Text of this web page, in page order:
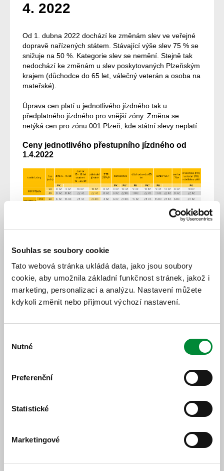
Souhlas se soubory cookie
Tato webová stránka ukládá data, jako jsou soubory
cookie, aby umožnila základní funkčnost stránek, jakož i
marketing, personalizaci a analýzu. Nastavení můžete
kdykoli změnit nebo přijmout výchozí nastavení.
souhlasu
Nutné
Preferenční
Statistické
Marketingové
4. 2022
Od 1. dubna 2022 dochází ke změnám slev ve veřejné
dopravě nařízených státem. Stávající výše slev 75 % se
snižuje na 50 %. Kategorie slev se nemění. Stejně tak
nedochází ke změnám u slev poskytovaných Plzeňským
krajem (důchodce do 65 let, válečný veterán a osoba na
mateřské).
Úprava cen platí u jednotlivého jízdného tak u
předplatného jízdného pro vnější zóny. Změna se
netýká cen pro zónu 001 Plzeň, kde státní slevy neplatí.
Ceny jednotlivého přestupního jízdného od
1.4.2022
Ceny předplatného jízdného od 1.4.2022
(výňatek)
1.třídy
senior 70+